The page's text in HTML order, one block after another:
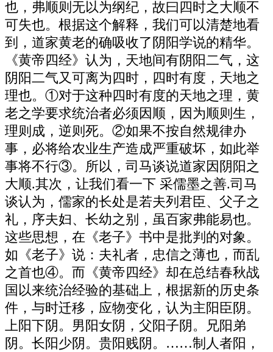
也，弗顺则无以为纲纪，故曰四时之大顺不
可失也。根据这个解释，我们可以清楚地看
到，道家黄老的确吸收了阴阳学说的精华。
《黄帝四经》认为，天地间有阴阳二气，这
阴阳二气又可离为四时，四时有度，天地之
理也。①对于这种四时有度的天地之理，黄
老之学要求统治者必须因顺，因为顺则生，
理则成，逆则死。②如果不按自然规律办
事，必将给农业生产造成严重破坏，如此举
事将不行③。所以，司马谈说道家因阴阳之
大顺.其次，让我们看一下 采儒墨之善.司马
谈认为，儒家的长处是若夫列君臣、父子之
礼，序夫妇、长幼之别，虽百家弗能易也。
这些思想，在《老子》书中是批判的对象。
如《老子》说：夫礼者，忠信之薄也，而乱
之首也④。而《黄帝四经》却在总结春秋战
国以来统治经验的基础上，根据新的历史条
件，与时迁移，应物变化，认为主阳臣阴。
上阳下阴。男阳女阴，父阳子阴。兄阳弟
阴。长阳少阴。贵阳贱阴。……制人者阳，